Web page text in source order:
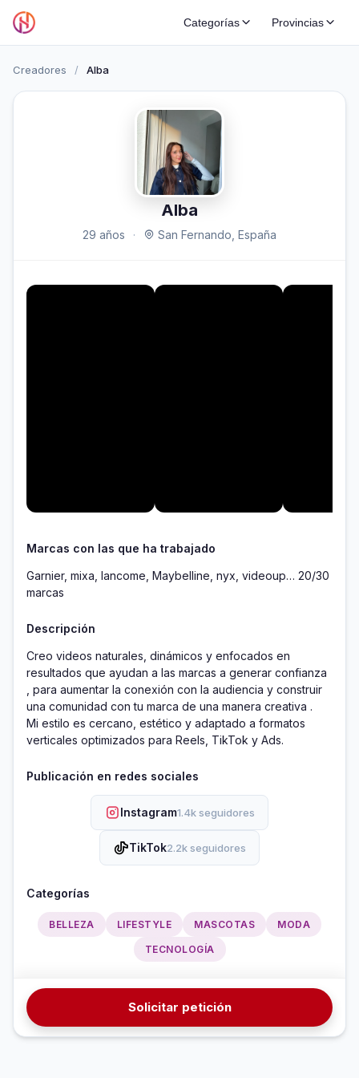
Categorías Provincias
Creadores / Alba
Alba
29 años · San Fernando, España
Marcas con las que ha trabajado
Garnier, mixa, lancome, Maybelline, nyx, videoup… 20/30
marcas
Descripción
Creo videos naturales, dinámicos y enfocados en
resultados que ayudan a las marcas a generar confianza
, para aumentar la conexión con la audiencia y construir
una comunidad con tu marca de una manera creativa .
Mi estilo es cercano, estético y adaptado a formatos
verticales optimizados para Reels, TikTok y Ads.
Publicación en redes sociales
Instagram1.4k seguidores
TikTok2.2k seguidores
Categorías
BELLEZA LIFESTYLE MASCOTAS MODA
TECNOLOGÍA
Solicitar petición